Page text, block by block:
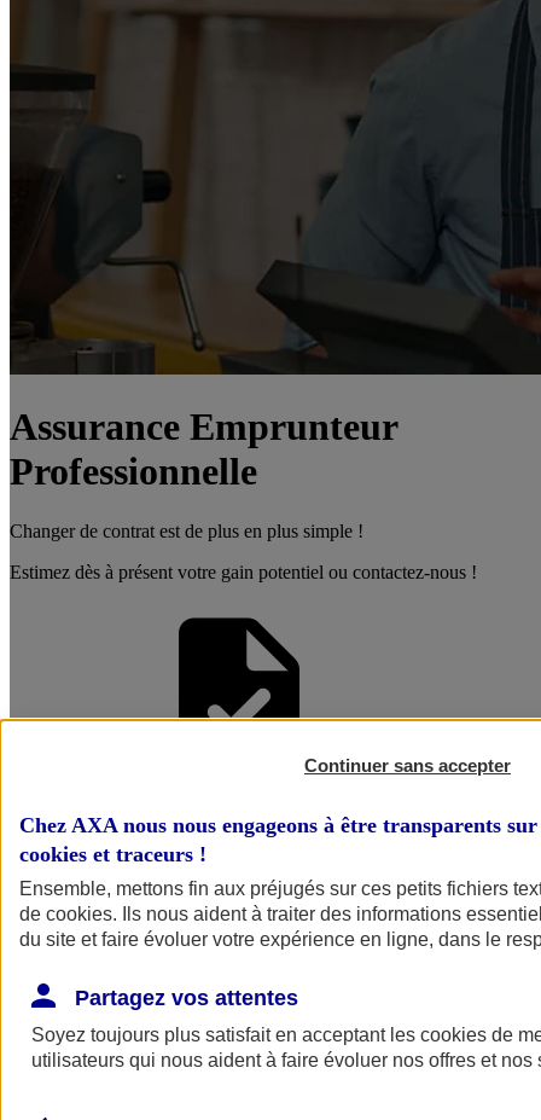
Assurance Emprunteur
Professionnelle
Changer de contrat est de plus en plus simple !
Estimez dès à présent votre gain potentiel ou contactez-nous !
Faire une
Simulation
Simuler mon
Continuer sans accepter
Chez AXA nous nous engageons à être transparents
cookies et traceurs !
Ensemble, mettons fin aux préjugés sur ces petits fichiers
de cookies. Ils nous aident à traiter des informations
du site et faire évoluer votre expérience en ligne, dans le
Partagez vos attentes
Soyez toujours plus satisfait en acceptant les cookies de
utilisateurs qui nous aident à faire évoluer nos offres et nos